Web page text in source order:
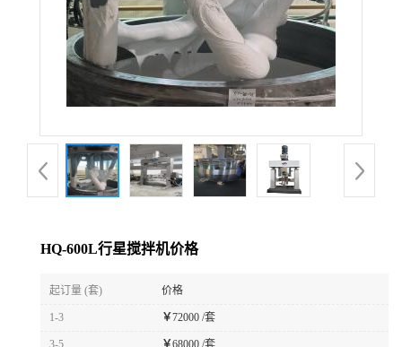
厅HQ-600L行星搅拌机价格
起订量 (套) 价格
1-3 ￥72000 /套